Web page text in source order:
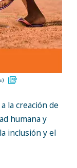
la creación de
humana y
inclusión y el